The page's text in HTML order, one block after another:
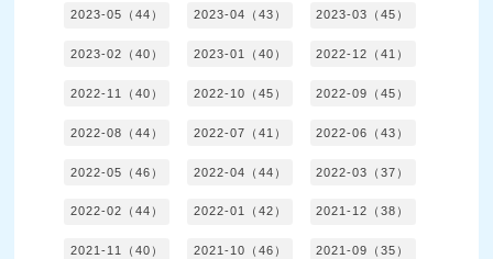
2023-05（44） 2023-04（43） 2023-03（45）
2023-02（40） 2023-01（40） 2022-12（41）
2022-11（40） 2022-10（45） 2022-09（45）
2022-08（44） 2022-07（41） 2022-06（43）
2022-05（46） 2022-04（44） 2022-03（37）
2022-02（44） 2022-01（42） 2021-12（38）
2021-11（40） 2021-10（46） 2021-09（35）